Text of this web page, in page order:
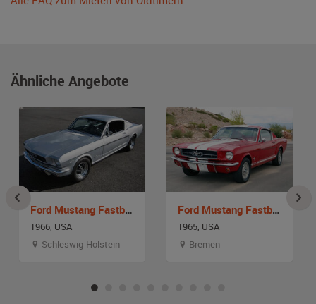
Ähnliche Angebote
Ford Mustang Fastback
1966, USA
Schleswig-Holstein
Ford Mustang Fastback
1965, USA
Bremen